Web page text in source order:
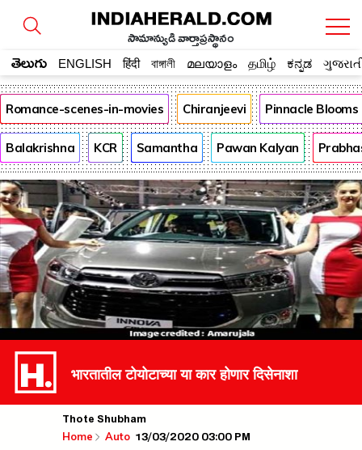
సామాన్యుడి వార్తాప్రస్థానం
తెలుగు ENGLISH हिंदी বাঙ্গালী മലയാളം தமிழ் ಕನ್ನಡ
Romance-scenes-in-movies Chiranjeevi Pinnacle
Balakrishna KCR Samantha Pawan Kalyan
भारतातील टोयोटाच्या या कार होणार दिसेनाशा
Thote Shubham
Home Auto 13/03/2020 03:00 PM